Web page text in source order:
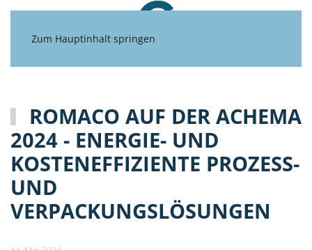
Zum Hauptinhalt springen
ROMACO AUF DER ACHEMA
2024 - ENERGIE- UND
KOSTENEFFIZIENTE PROZESS-
UND
VERPACKUNGSLÖSUNGEN